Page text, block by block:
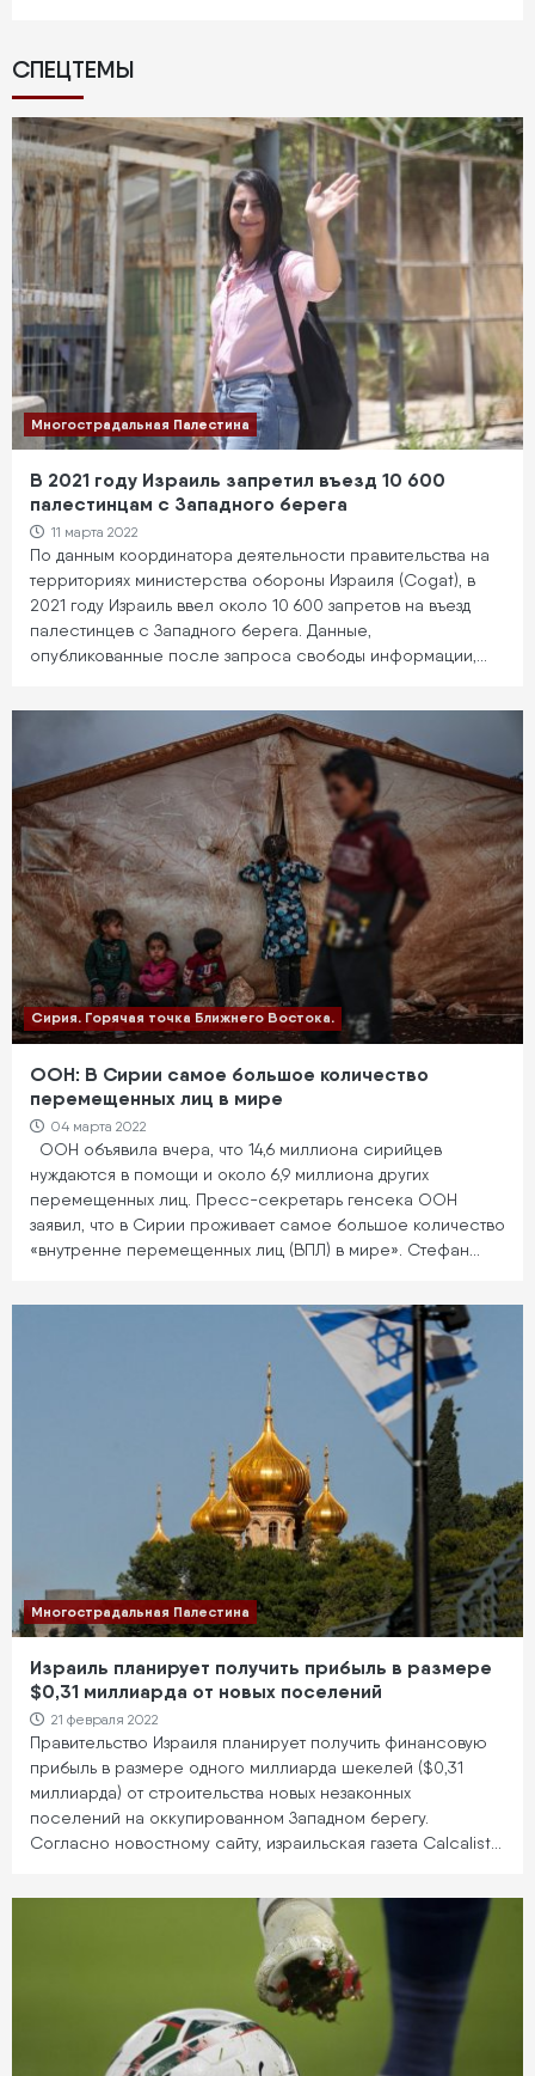
СПЕЦТЕМЫ
Многострадальная Палестина
В 2021 году Израиль запретил въезд 10 600
палестинцам с Западного берега
11 марта 2022
По данным координатора деятельности правительства на
территориях министерства обороны Израиля (Cogat), в
2021 году Израиль ввел около 10 600 запретов на въезд
палестинцев с Западного берега. Данные,
опубликованные после запроса свободы информации,…
Сирия. Горячая точка Ближнего Востока.
ООН: В Сирии самое большое количество
перемещенных лиц в мире
04 марта 2022
ООН объявила вчера, что 14,6 миллиона сирийцев
нуждаются в помощи и около 6,9 миллиона других
перемещенных лиц. Пресс-секретарь генсека ООН
заявил, что в Сирии проживает самое большое количество
«внутренне перемещенных лиц (ВПЛ) в мире». Стефан…
Многострадальная Палестина
Израиль планирует получить прибыль в размере
$0,31 миллиарда от новых поселений
21 февраля 2022
Правительство Израиля планирует получить финансовую
прибыль в размере одного миллиарда шекелей ($0,31
миллиарда) от строительства новых незаконных
поселений на оккупированном Западном берегу.
Согласно новостному сайту, израильская газета Calcalist…